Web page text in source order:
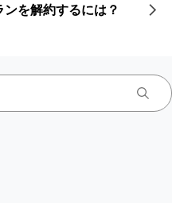
を​解約するには？​